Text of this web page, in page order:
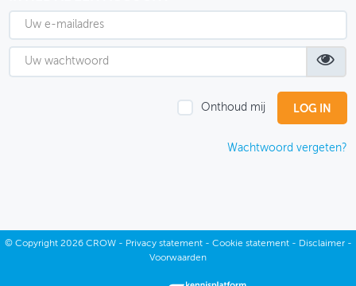
MIJN PROFIEL
GEBRUIKER
Onthoud mij
Wachtwoord vergeten?
© Copyright2026 CROW - Privacy statement- Cookie statement- Disclaimer-
Voorwaarden